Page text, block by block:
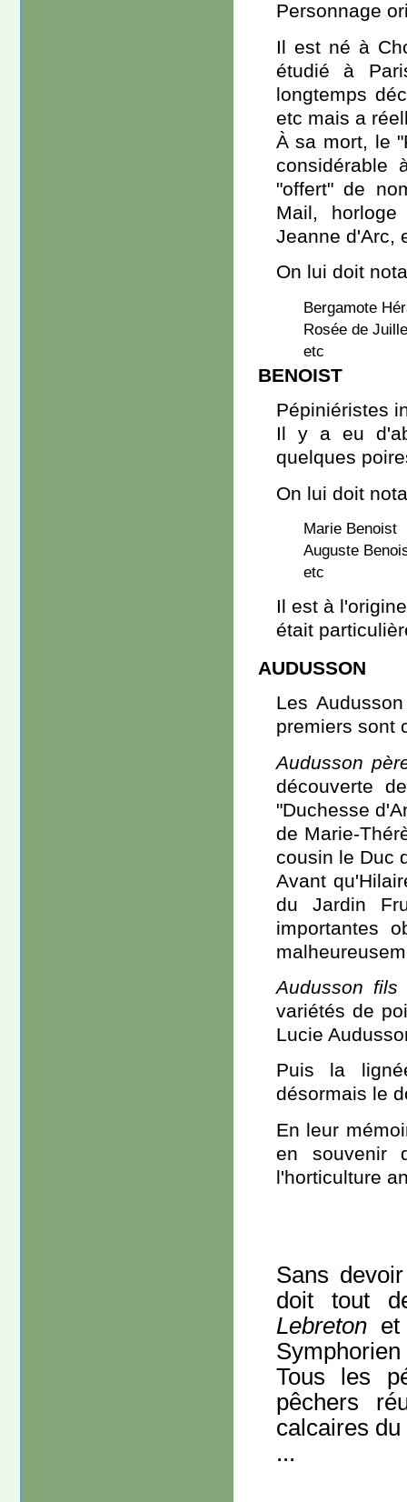
Personnage
Il est né à
étudié à
longtemps
etc mais a
À sa mort, le
considérable
"offert" de
Mail,
Jeanne d'Arc,
On lui doit
Bergamote
Rosée de
etc
BENOIST
Pépiniéristes
Il y a eu
quelques
On lui doit
Marie Benoist
Auguste
etc
Il est à
était
AUDUSSON
Les
premiers sont
Audusson
découverte
"Duchesse
de Marie-
cousin le Duc
Avant
du Jardin
importantes
Audusson fils
variétés de
Lucie
Puis la
désormais le
En leur
en souvenir
l'horticulture
Sans
doit tout
Lebreton
Tous les
pêchers
calcaires
...